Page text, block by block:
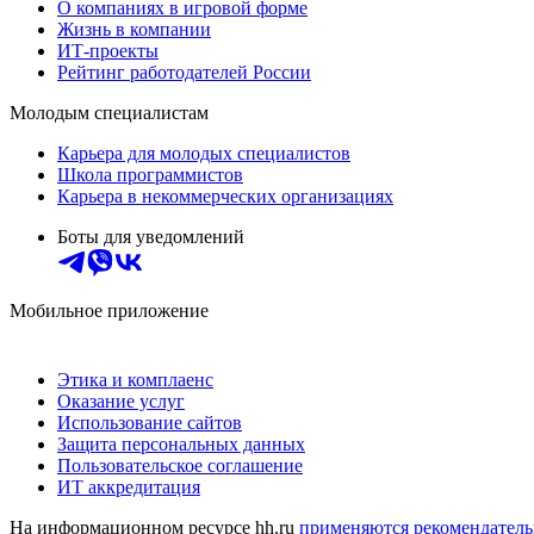
О компаниях в игровой форме
Жизнь в компании
ИТ-проекты
Рейтинг работодателей России
Молодым специалистам
Карьера для молодых специалистов
Школа программистов
Карьера в некоммерческих организациях
Боты для уведомлений
Мобильное приложение
Этика и комплаенс
Оказание услуг
Использование сайтов
Защита персональных данных
Пользовательское соглашение
ИТ аккредитация
На информационном ресурсе hh.ru применяются